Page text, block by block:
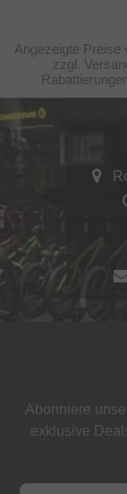
Angezeigte Preise
zzgl.
Abonniere
exklusive